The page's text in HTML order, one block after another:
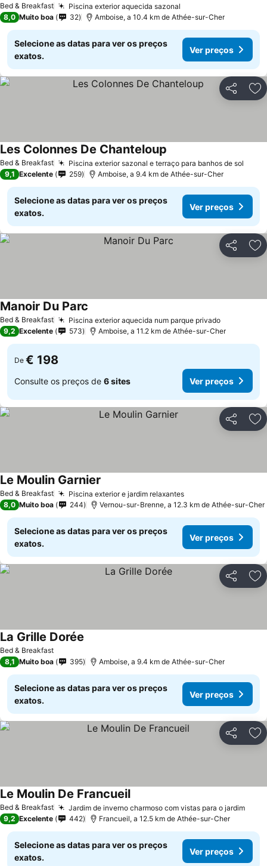
Bed & Breakfast Piscina exterior aquecida sazonal
8,0 Muito boa 32 Amboise, a 10.4 km de Athée-sur-Cher
Selecione as datas para ver os preços
exatos.
Ver preços
Partilhar
Bed & Breakfast Piscina exterior sazonal e terraço para banhos de sol
Les Colonnes De Chanteloup
9,1 Excelente 259 Amboise, a 9.4 km de Athée-sur-Cher
Selecione as datas para ver os preços
exatos.
Ver preços
Partilhar
Bed & Breakfast Piscina exterior aquecida num parque privadoVer
Manoir Du Parc
9,2 Excelente 573 Amboise, a 11.2 km de Athée-sur-Cher
De € 198
Consulte os preços de 6 sites Ver preços
Partilhar
Bed & Breakfast Piscina exterior e jardim relaxantesVer preços
Le Moulin Garnier
8,0 Muito boa 244 Vernou-sur-Brenne, a 12.3 km de Athée-sur-Cher
Selecione as datas para ver os preços
exatos.
Ver preços
Partilhar
Bed & Breakfast
La Grille Dorée
8,1 Muito boa 395 Amboise, a 9.4 km de Athée-sur-Cher
Selecione as datas para ver os preços
exatos.
Ver preços
Partilhar
Bed & Breakfast Jardim de inverno charmoso com vistas para o jardimVer
Le Moulin De FrancueilVer preços
9,2 Excelente 442 Francueil, a 12.5 km de Athée-sur-Cher
Selecione as datas para ver os preços
exatos.
Ver preços